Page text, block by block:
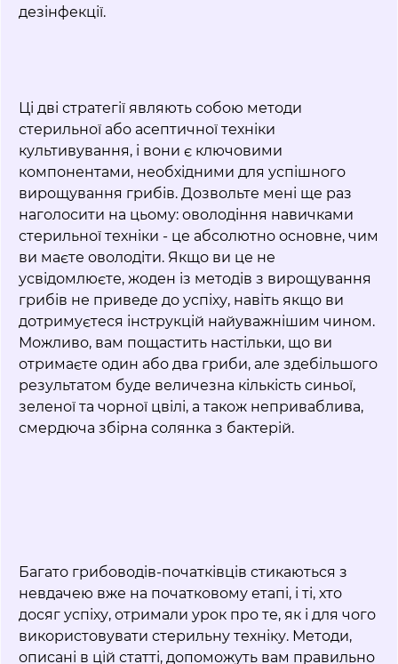
дезінфекції.
Ці дві стратегії являють собою методи
стерильної або асептичної техніки
культивування, і вони є ключовими
компонентами, необхідними для успішного
вирощування грибів. Дозвольте мені ще раз
наголосити на цьому: оволодіння навичками
стерильної техніки - це абсолютно основне, чим
ви маєте оволодіти. Якщо ви це не
усвідомлюєте, жоден із методів з вирощування
грибів не приведе до успіху, навіть якщо ви
дотримуєтеся інструкцій найуважнішим чином.
Можливо, вам пощастить настільки, що ви
отримаєте один або два гриби, але здебільшого
результатом буде величезна кількість синьої,
зеленої та чорної цвілі, а також неприваблива,
смердюча збірна солянка з бактерій.
Багато грибоводів-початківців стикаються з
невдачею вже на початковому етапі, і ті, хто
досяг успіху, отримали урок про те, як і для чого
використовувати стерильну техніку. Методи,
описані в цій статті, допоможуть вам правильно